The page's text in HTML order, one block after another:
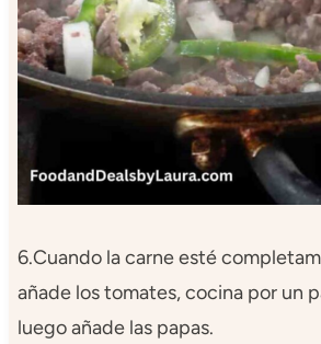
6.Cuando la carne esté
añade los tomates, cocina por un
luego añade las papas.